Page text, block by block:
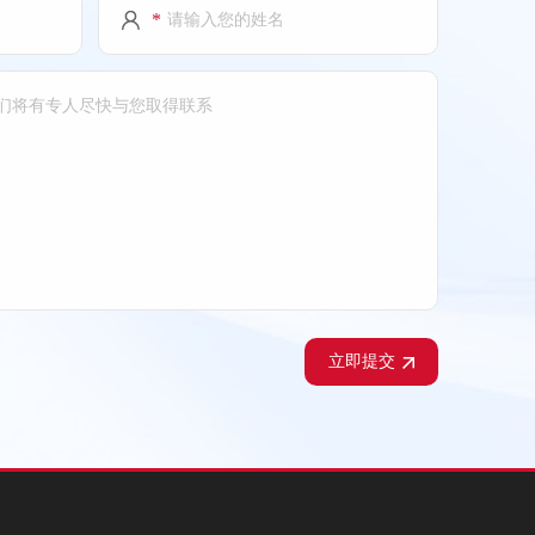
*
立即提交